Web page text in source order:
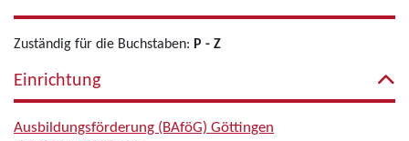
Zuständig für die Buchstaben: P - Z
Einrichtung
Ausbildungsförderung (BAföG) Göttingen